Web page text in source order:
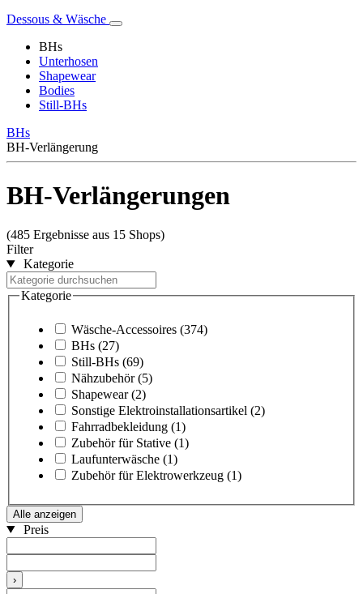
Dessous & Wäsche
BHs
Unterhosen
Shapewear
Bodies
Still-BHs
BHs
BH-Verlängerung
BH-Verlängerungen
(485 Ergebnisse aus 15 Shops)
Filter
Kategorie
Kategorie
Wäsche-Accessoires (374)
BHs (27)
Still-BHs (69)
Nähzubehör (5)
Shapewear (2)
Sonstige Elektroinstallationsartikel (2)
Fahrradbekleidung (1)
Zubehör für Stative (1)
Laufunterwäsche (1)
Zubehör für Elektrowerkzeug (1)
Alle anzeigen
Preis
›